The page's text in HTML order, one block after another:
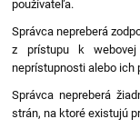
používateľa.
Správca nepreberá
z prístupu k
neprístupnosti alebo ich
Správca nepreberá
strán, na ktoré existujú